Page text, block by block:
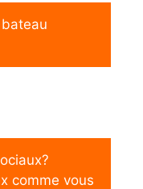
comme vous